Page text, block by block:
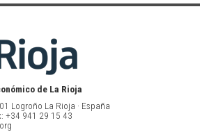
de La Rioja
Logroño La Rioja · España
+34 941 29 15 43